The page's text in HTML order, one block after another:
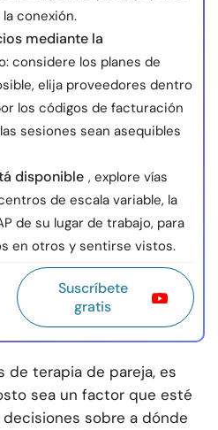
conexión.
mediante la
considere los planes de
elija proveedores dentro
los códigos de facturación
sesiones sean asequibles
disponible , explore vías
de escala variable, la
de su lugar de trabajo, para
en otros y sentirse vistos.
Suscríbete
gratis
de terapia de pareja, es
sea un factor que esté
sobre a dónde